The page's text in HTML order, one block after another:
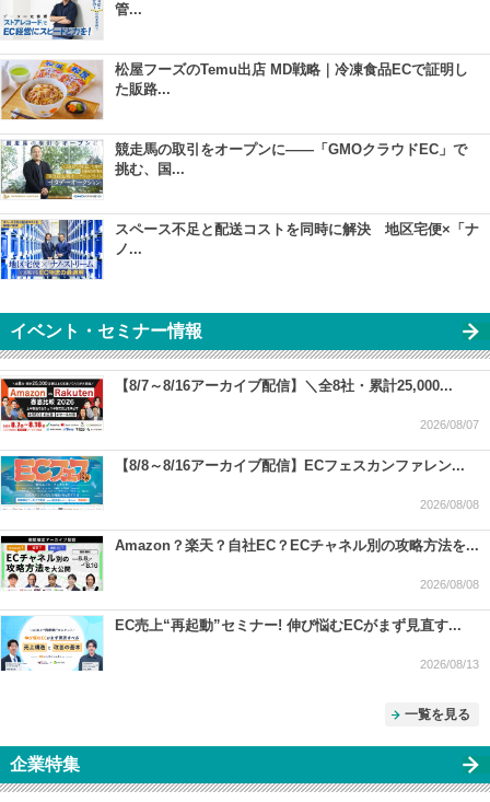
管...
松屋フーズのTemu出店 MD戦略｜冷凍食品ECで証明し
た販路...
競走馬の取引をオープンに――「GMOクラウドEC」で
挑む、国...
スペース不足と配送コストを同時に解決 地区宅便×「ナ
ノ...
イベント・セミナー情報
【8/7～8/16アーカイブ配信】＼全8社・累計25,000...
2026/08/07
【8/8～8/16アーカイブ配信】ECフェスカンファレン...
2026/08/08
Amazon？楽天？自社EC？ECチャネル別の攻略方法を...
2026/08/08
EC売上“再起動”セミナー! 伸び悩むECがまず見直す...
2026/08/13
一覧を見る
企業特集